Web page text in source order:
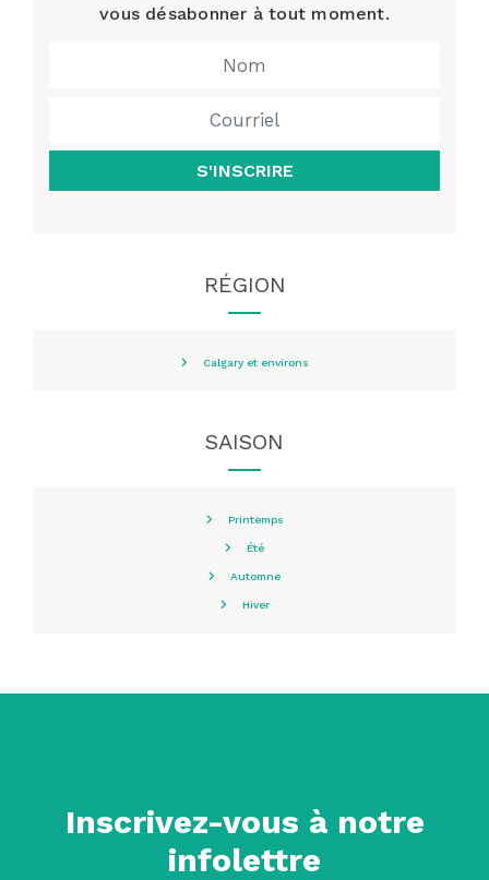
vous désabonner à tout moment.
S'INSCRIRE
RÉGION
Calgary et environs
SAISON
Printemps
Été
Automne
Hiver
Inscrivez-vous à notre
infolettre